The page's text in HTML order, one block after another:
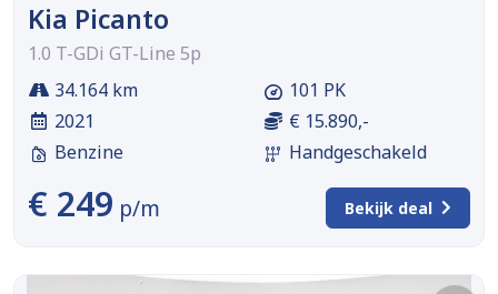
Kia Picanto
1.0 T-GDi GT-Line 5p
34.164 km
2021
Benzine
101 PK
€ 15.890,-
Handgeschakeld
€ 249 p/m Bekijk deal